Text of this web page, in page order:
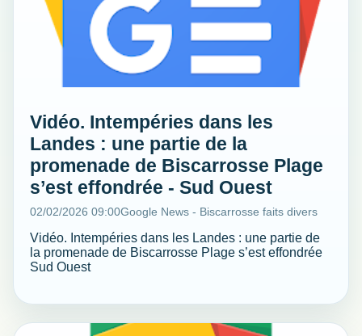
Vidéo. Intempéries dans les
Landes : une partie de la
promenade de Biscarrosse Plage
s’est effondrée - Sud Ouest
02/02/2026 09:00Google News - Biscarrosse faits divers
Vidéo. Intempéries dans les Landes : une partie de
la promenade de Biscarrosse Plage s’est effondrée
Sud Ouest